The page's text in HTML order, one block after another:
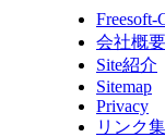
Freesoft-
会社概要
Site紹介
Sitemap
Privacy
リンク集